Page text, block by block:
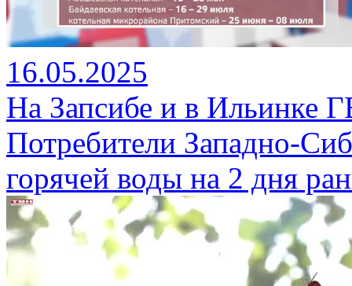
16.05.2025
На Запсибе и в Ильинке
Потребители Западно-
горячей воды на 2 дня